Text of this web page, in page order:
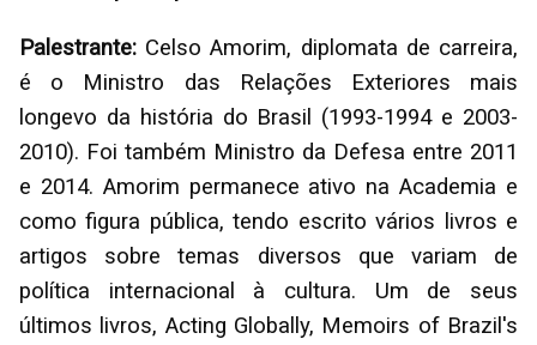
Palestrante: Celso Amorim, diplomata de carreira,
é o Ministro das Relações Exteriores mais
longevo da história do Brasil (1993-1994 e 2003-
2010). Foi também Ministro da Defesa entre 2011
e 2014. Amorim permanece ativo na Academia e
como figura pública, tendo escrito vários livros e
artigos sobre temas diversos que variam de
política internacional à cultura. Um de seus
últimos livros, Acting Globally, Memoirs of Brazil's